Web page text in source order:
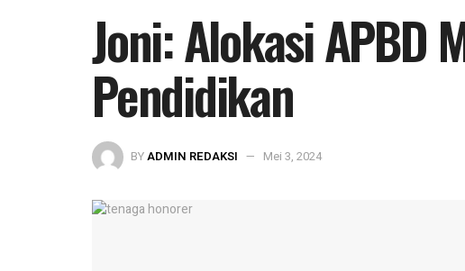
Joni: Alokasi
Pendidikan
BYADMIN REDAKSI Mei 3, 2024